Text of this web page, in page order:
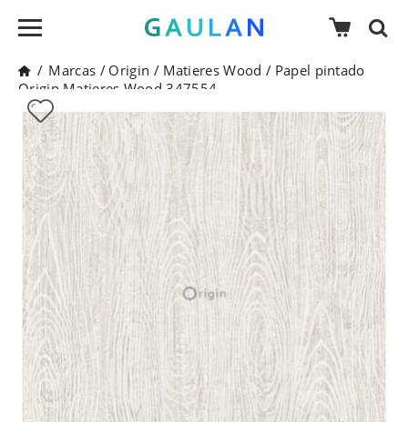
/ Marcas / Origin / Matieres Wood / Papel pintado
Origin Matieres Wood 347554